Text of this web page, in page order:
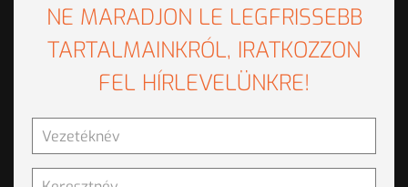
CLEMRISK
Security
Document processing and network analysis
OSINT
PRODUCTS
NE MARADJON LE LEGFRISSEBB
TARTALMAINKRÓL, IRATKOZZON
FEL HÍRLEVELÜNKRE!